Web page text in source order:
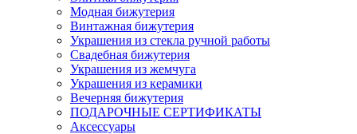
Модная бижутерия
Винтажная бижутерия
Украшения из стекла ручной работы
Свадебная бижутерия
Украшения из жемчуга
Украшения из керамики
Вечерняя бижутерия
ПОДАРОЧНЫЕ СЕРТИФИКАТЫ
Аксессуары